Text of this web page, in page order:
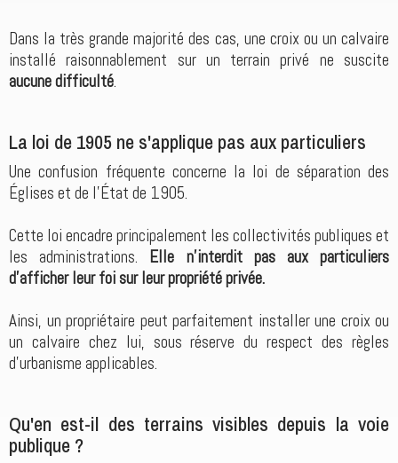
Dans la très grande majorité des cas, une croix ou un calvaire
installé raisonnablement sur un terrain privé ne suscite
aucune difficulté.
La loi de 1905 ne s'applique pas aux particuliers
Une confusion fréquente concerne la loi de séparation des
Églises et de l'État de 1905.
Cette loi encadre principalement les collectivités publiques et
les administrations. Elle n'interdit pas aux particuliers
d'afficher leur foi sur leur propriété privée.
Ainsi, un propriétaire peut parfaitement installer une croix ou
un calvaire chez lui, sous réserve du respect des règles
d'urbanisme applicables.
Qu'en est-il des terrains visibles depuis la voie
publique ?